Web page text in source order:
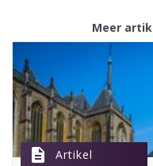
Meer
description Artikel